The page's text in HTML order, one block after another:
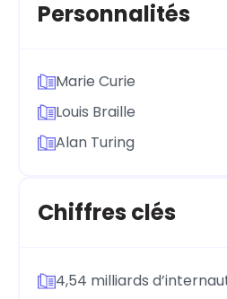
Personnalités
Marie Curie
Louis Braille
Alan Turing
Chiffres clés
4,54 milliards